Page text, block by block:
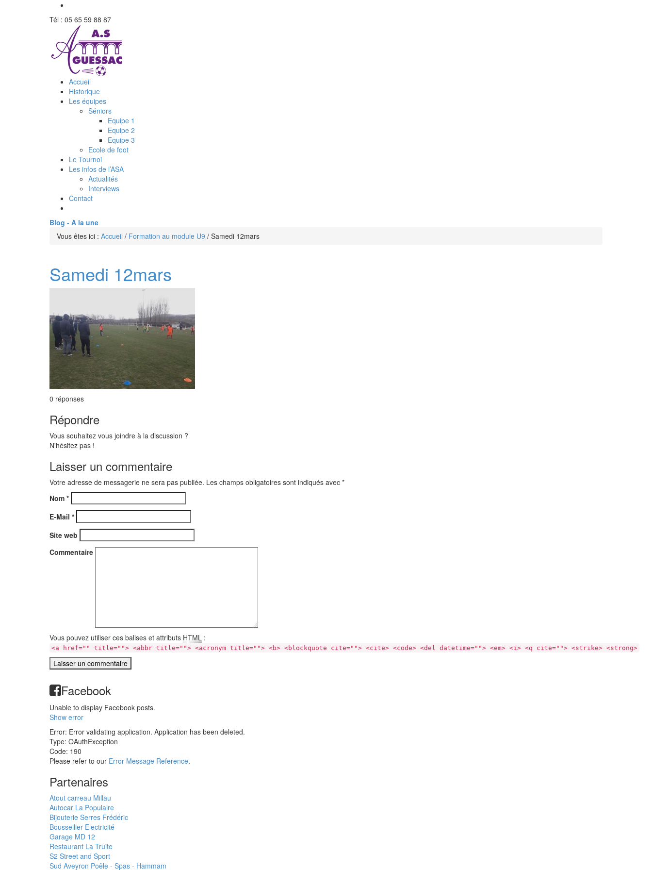
Tél : 05 65 59 88 87
Accueil
Historique
Les équipes
Séniors
Equipe 1
Equipe 2
Equipe 3
Ecole de foot
Le Tournoi
Les infos de l’ASA
Actualités
Interviews
Contact
Blog - A la une
Vous êtes ici : Accueil / Formation au module U9 / Samedi 12mars
Samedi 12mars
0 réponses
Répondre
Vous souhaitez vous joindre à la discussion ?
N'hésitez pas !
Laisser un commentaire
Votre adresse de messagerie ne sera pas publiée. Les champs obligatoires sont indiqués avec *
Nom *
E-Mail *
Site web
Commentaire
Vous pouvez utiliser ces balises et attributs HTML :
<a href="" title=""> <abbr title=""> <acronym title=""> <b> <blockquote cite=""> <cite> <code> <del datetime=""> <em> <i> <q cite=""> <strike> <strong>
Facebook
Unable to display Facebook posts.
Show error
Error: Error validating application. Application has been deleted.
Type: OAuthException
Code: 190
Please refer to our Error Message Reference.
Partenaires
Atout carreau Millau
Autocar La Populaire
Bijouterie Serres Frédéric
Boussellier Electricité
Garage MD 12
Restaurant La Truite
S2 Street and Sport
Sud Aveyron Poêle - Spas - Hammam